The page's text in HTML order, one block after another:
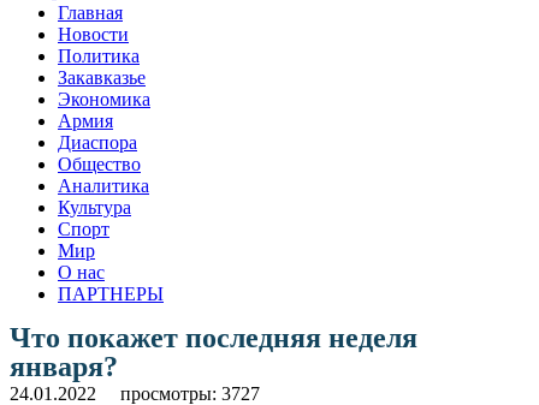
Главная
Новости
Политика
Закавказье
Экономика
Армия
Диаспора
Общество
Аналитика
Культура
Спорт
Мир
О нас
ПАРТНЕРЫ
Что покажет последняя неделя
января?
24.01.2022 просмотры: 3727